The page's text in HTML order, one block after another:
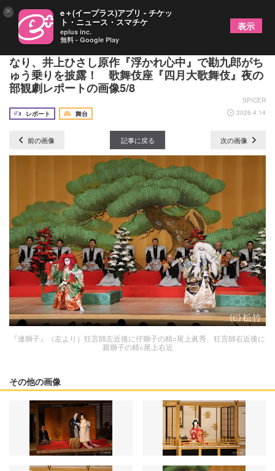
時蔵が八重垣姫の恋心を描き、右近と眞秀が獅子と
なり、井上ひさし原作『浮かれ心中』で勘九郎がち
ゅう乗りを披露！ 歌舞伎座『四月大歌舞伎』夜の
部観劇レポートの画像5/8
SPICER
レポート
舞台 2026.4.14
前の画像 記事に戻る 次の画像
『連獅子』（左より）狂言師左近後に仔獅子の精=尾上眞秀、狂言師右近後に
親獅子の精=尾上右近
その他の画像
× e＋(イープラス)アプリ - チケッ
ト・ニュース・スマチケ
eplus inc.
無料 - Google Play
表示